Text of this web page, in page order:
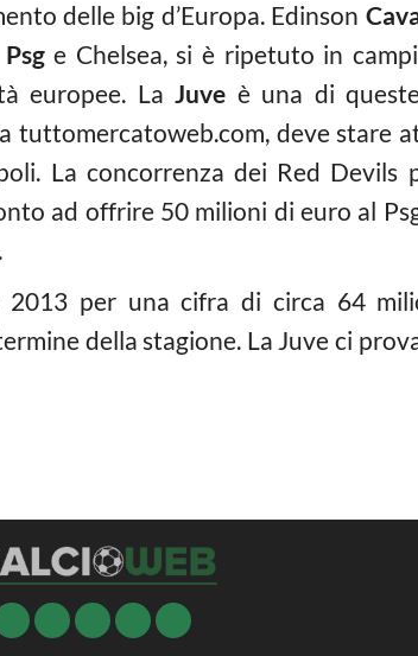
delle big d’Europa. Edinson
Psge Chelsea, si è ripetuto in
europee. LaJuve è una di
deve stare
La concorrenza dei Red Devils
ad offrire 50 milioni di euro al
2013 per una cifra di circa 64
della stagione. La Juve ci